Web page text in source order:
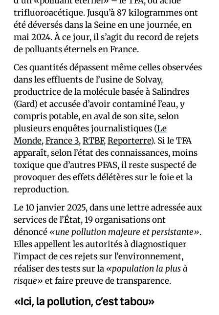
trifluoroacétique. Jusqu’à 87 kilogrammes ont
été déversés dans la Seine en une journée, en
mai 2024. À ce jour, il s’agit du record de rejets
de polluants éternels en France.
Ces quantités dépassent même celles observées
dans les effluents de l’usine de Solvay,
productrice de la molécule basée à Salindres
(Gard) et accusée d’avoir contaminé l’eau, y
compris potable, en aval de son site, selon
plusieurs enquêtes journalistiques (Le
Monde,France 3,RTBF,Reporterre). Si le TFA
apparaît, selon l’état des connaissances, moins
toxique que d’autres PFAS, il reste suspecté de
provoquer des effets délétères sur le foie et la
reproduction.
Le 10 janvier 2025, dans une lettre adressée aux
services de l’État, 19 organisations ont
dénoncé «une pollution majeure et persistante».
Elles appellent les autorités à diagnostiquer
l’impact de ces rejets sur l’environnement,
réaliser des tests sur la «population la plus à
risque» et faire preuve de transparence.
«Ici, la pollution, c’est tabou»